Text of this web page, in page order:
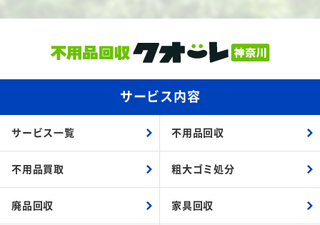
サービス内容
サービス一覧 不用品回収
不用品買取 粗大ゴミ処分
廃品回収 家具回収